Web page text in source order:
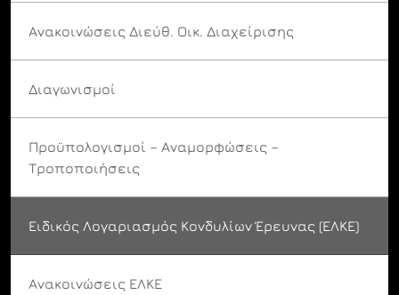
Ανακοινώσεις Διεύθ. Οικ. Διαχείρισης
Διαγωνισμοί
Προϋπολογισμοί – Αναμορφώσεις –
Τροποποιήσεις
Ειδικός Λογαριασμός Κονδυλίων Έρευνας (ΕΛΚΕ)
Ανακοινώσεις ΕΛΚΕ